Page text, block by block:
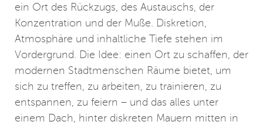
ein Ort des Rückzugs, des Austauschs, der
Konzentration und der Muße. Diskretion,
Atmosphäre und inhaltliche Tiefe stehen im
Vordergrund. Die Idee: einen Ort zu schaffen, der
modernen Stadtmenschen Räume bietet, um
sich zu treffen, zu arbeiten, zu trainieren, zu
entspannen, zu feiern – und das alles unter
einem Dach, hinter diskreten Mauern mitten in